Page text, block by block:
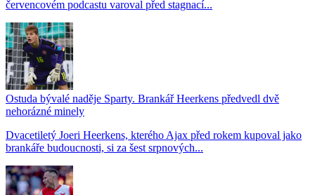
červencovém podcastu varoval před stagnací...
Ostuda bývalé naděje Sparty. Brankář Heerkens předvedl dvě
nehorázné minely
Dvacetiletý Joeri Heerkens, kterého Ajax před rokem kupoval jako
brankáře budoucnosti, si za šest srpnových...